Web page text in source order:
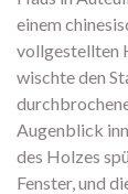
einem
vollgestellten
wischte den
Augenblick
des Holzes
Fenster, und